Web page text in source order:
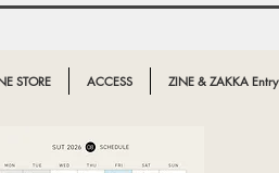
STORE ACCESS ZINE & ZAKKA Entry